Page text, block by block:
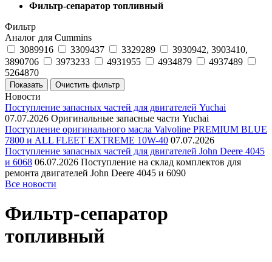
Фильтр-сепаратор топливный
Фильтр
Аналог для Cummins
3089916
3309437 3329289
3930942, 3903410,
3890706
3973233 4931955 4934879
4937489
5264870
Новости
Поступление запасных частей для двигателей Yuchai
07.07.2026 Оригинальные запасные части Yuchai
Поступление оригинального масла Valvoline PREMIUM BLUE
7800 и ALL FLEET EXTREME 10W-40 07.07.2026
Поступление запасных частей для двигателей John Deere 4045
и 6068 06.07.2026 Поступление на склад комплектов для
ремонта двигателей John Deere 4045 и 6090
Все новости
Фильтр-сепаратор
топливный